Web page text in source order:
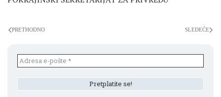
PRETHODNO SLEDEĆE